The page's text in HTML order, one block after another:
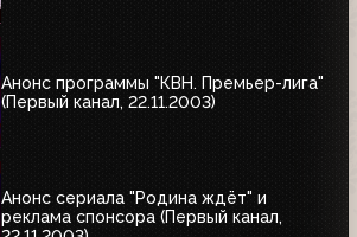
Анонс программы "КВН. Премьер-лига"
(Первый канал, 22.11.2003)
Анонс сериала "Родина ждёт" и
реклама спонсора (Первый канал,